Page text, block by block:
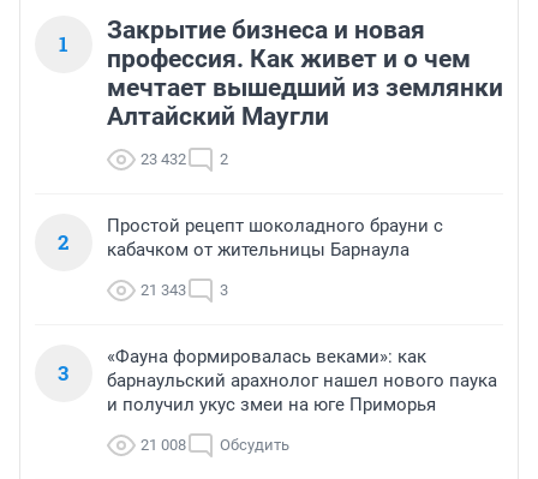
1
Закрытие бизнеса и новая
профессия. Как живет и о чем
мечтает вышедший из землянки
Алтайский Маугли
23 432 2
2
Простой рецепт шоколадного брауни с
кабачком от жительницы Барнаула
21 343 3
3
«Фауна формировалась веками»: как
барнаульский арахнолог нашел нового паука
и получил укус змеи на юге Приморья
21 008 Обсудить